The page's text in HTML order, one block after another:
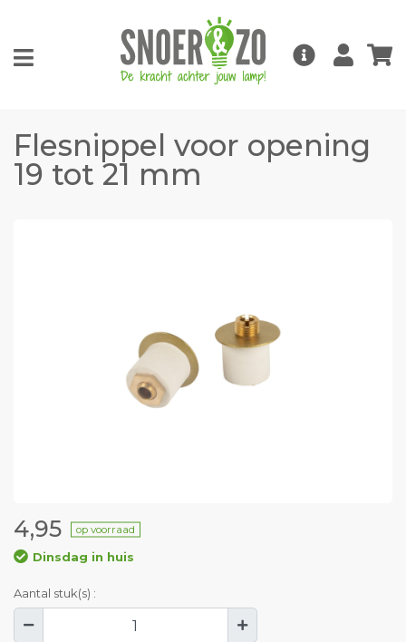
Flesnippel voor opening
19 tot 21 mm
4,95 op voorraad
Dinsdag in huis
Aantal stuk(s) :